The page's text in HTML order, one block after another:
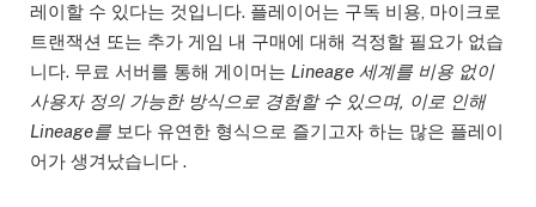
레이할 수 있다는 것입니다. 플레이어는 구독 비용, 마이크로
트랜잭션 또는 추가 게임 내 구매에 대해 걱정할 필요가 없습
니다. 무료 서버를 통해 게이머는 Lineage 세계를 비용 없이
사용자 정의 가능한 방식으로 경험할 수 있으며, 이로 인해
Lineage를 보다 유연한 형식으로 즐기고자 하는 많은 플레이
어가 생겨났습니다 .